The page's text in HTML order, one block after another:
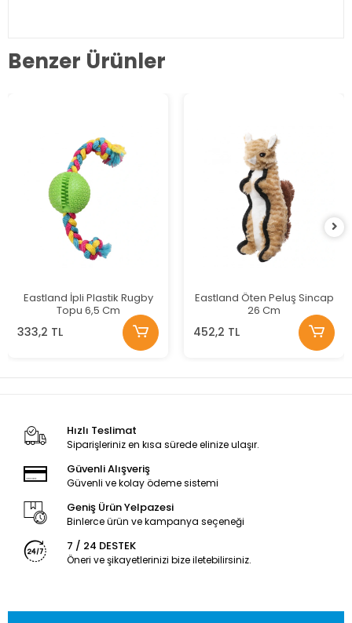
Benzer Ürünler
Eastland İpli Plastik Rugby
Topu 6,5 Cm
333,2 TL
Eastland Öten Peluş Sincap
26 Cm
452,2 TL
Hızlı Teslimat
Siparişleriniz en kısa sürede elinize ulaşır.
Güvenli Alışveriş
Güvenli ve kolay ödeme sistemi
Geniş Ürün Yelpazesi
Binlerce ürün ve kampanya seçeneği
7 / 24 DESTEK
Öneri ve şikayetlerinizi bize iletebilirsiniz.